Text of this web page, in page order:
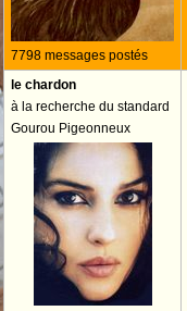
7798 messages postés
le chardon
à la recherche du standard
Gourou Pigeonneux